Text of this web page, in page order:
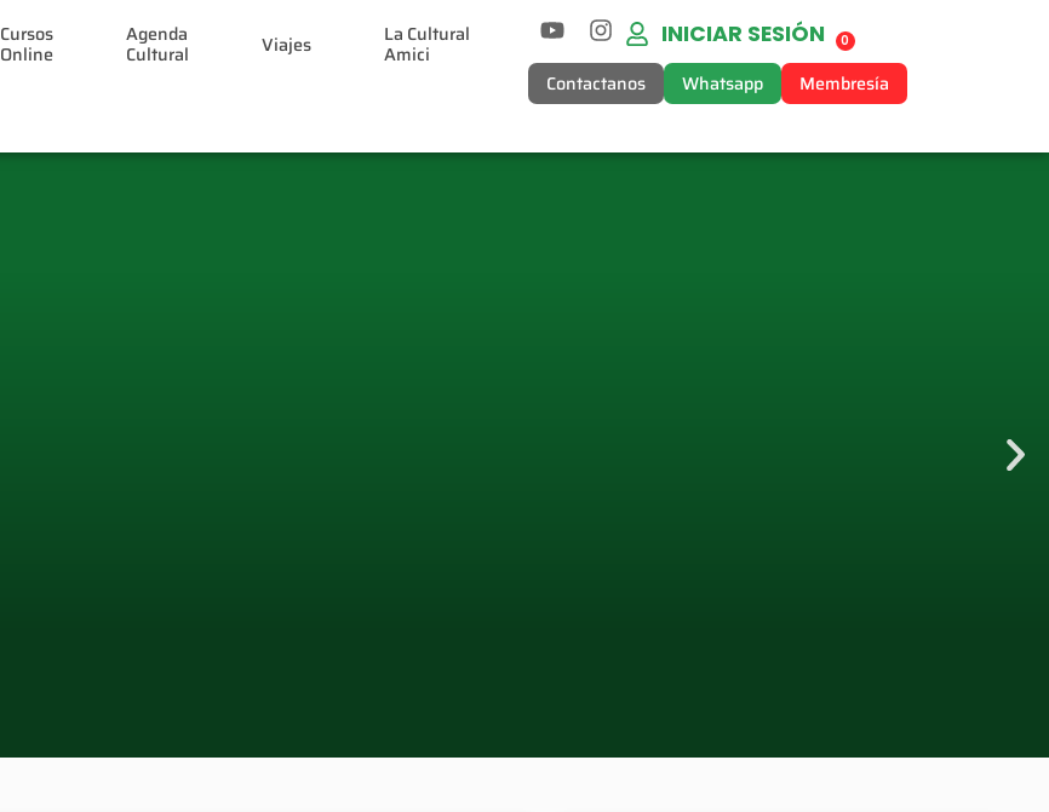
Cursos
Online
Agenda
Cultural Viajes La Cultural
Amici
INICIAR SESIÓN 0
Contactanos Whatsapp Membresía